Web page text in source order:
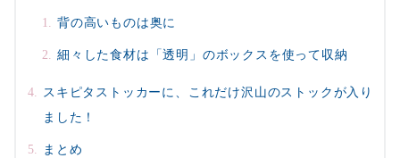
背の高いものは奥に
細々した食材は「透明」のボックスを使って収納
スキピタストッカーに、これだけ沢山のストックが入り
ました！
まとめ